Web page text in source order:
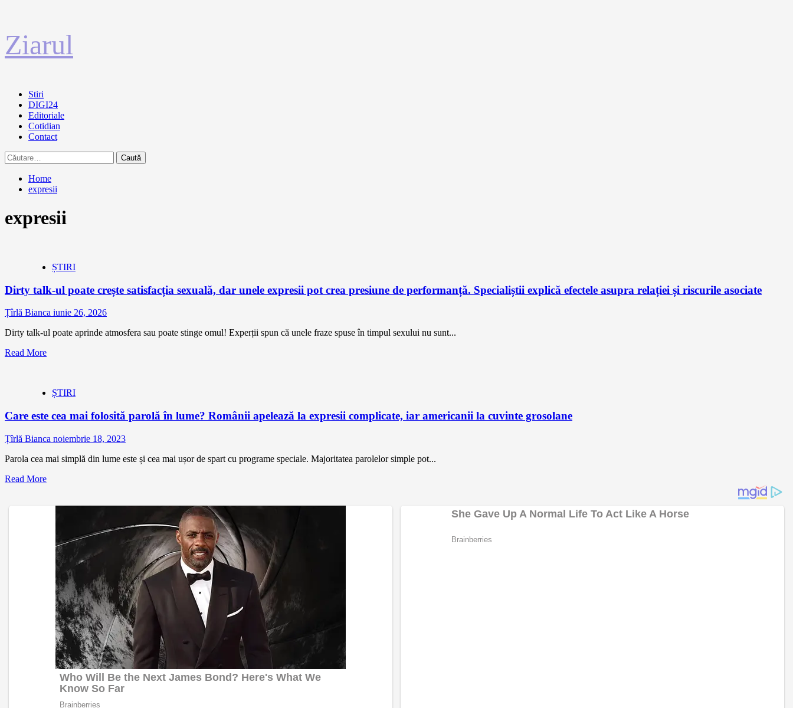
la
conținut
Ziarul
Primary
Menu
Stiri
DIGI24
Editoriale
Cotidian
Contact
Caută
după:
Home
expresii
expresii
ȘTIRI
Dirty talk-ul poate crește satisfacția sexuală, dar unele expresii pot crea presiune de performanță. Specialiștii explică efectele asupra relației și riscurile asociate
Țîrlă Bianca iunie 26, 2026
Dirty talk-ul poate aprinde atmosfera sau poate stinge omul! Experții spun că unele fraze spuse în timpul sexului nu sunt...
Read More
ȘTIRI
Care este cea mai folosită parolă în lume? Românii apelează la expresii complicate, iar americanii la cuvinte grosolane
Țîrlă Bianca noiembrie 18, 2023
Parola cea mai simplă din lume este și cea mai ușor de spart cu programe speciale. Majoritatea parolelor simple pot...
Read More